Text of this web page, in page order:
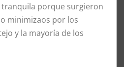
porque surgieron
minimizaos por los
y la mayoría de los